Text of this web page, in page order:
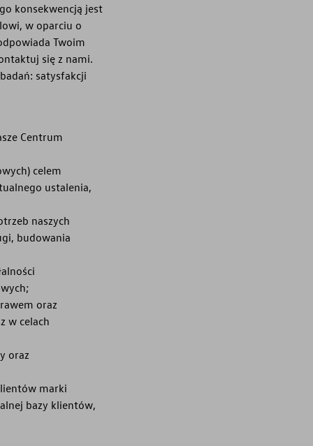
konsekwencją jest
w oparciu o
Twoim
się z nami.
satysfakcji
Centrum
celem
ustalenia,
naszych
budowania
oraz
w celach
oraz
marki
bazy klientów,